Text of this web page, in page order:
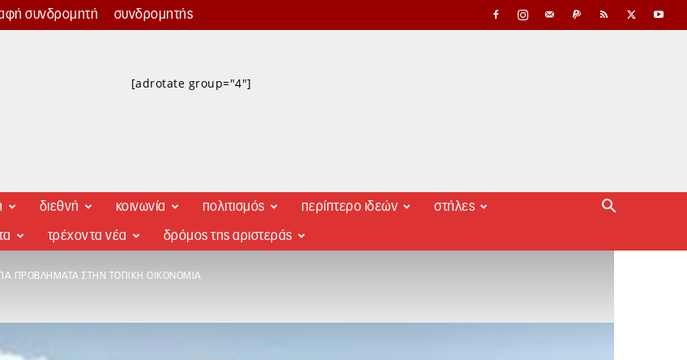
συνδρομητή συνδρομητής
[adrotate group="4"]
διεθνή κοινωνία πολιτισμός περίπτερο ιδεών στήλες
τρέχοντα νέα δρόμος της αριστεράς
ΠΡΟΒΛΉΜΑΤΑ ΣΤΗΝ ΤΟΠΙΚΉ ΟΙΚΟΝΟΜΊΑ